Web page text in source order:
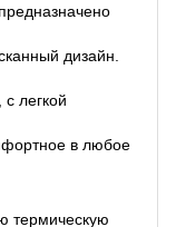
дизайн.
легкой
в любое
термическую